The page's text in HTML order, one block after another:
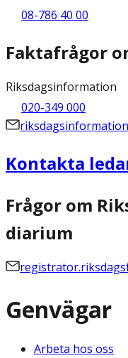
08-786 40 00
Faktafrågor
Riksdagsinformation
020-349 000
Kontakta
Frågor om
diarium
Genvägar
Arbeta hos oss